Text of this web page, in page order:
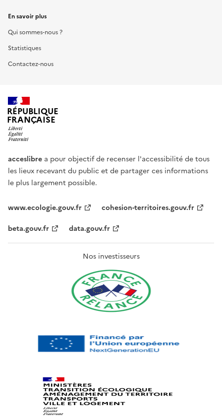
En savoir plus
Qui sommes-nous ?
Statistiques
Contactez-nous
RÉPUBLIQUE
FRANÇAISE
acceslibre a pour objectif de recenser l'accessibilité de tous
les lieux recevant du public et de partager ces informations
le plus largement possible.
www.ecologie.gouv.fr
cohesion-territoires.gouv.fr
beta.gouv.fr
data.gouv.fr
Nos investisseurs